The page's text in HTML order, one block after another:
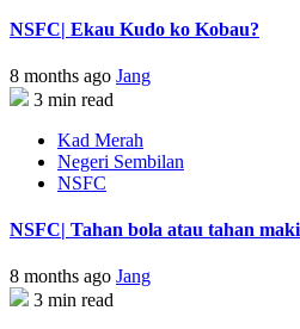
NSFC| Ekau Kudo ko Kobau?
8 months ago Jang
3 min read
Kad Merah
Negeri Sembilan
NSFC
NSFC| Tahan bola atau tahan
8 months ago Jang
3 min read